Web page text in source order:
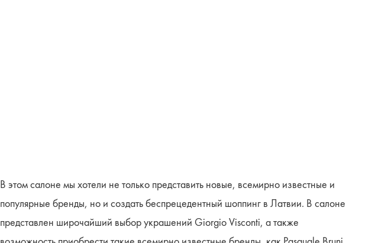
В этом салоне мы хотели не только представить новые, всемирно известные и
популярные бренды, но и создать беспрецедентный шоппинг в Латвии. В салоне
представлен широчайший выбор украшений Giorgio Visconti, а также